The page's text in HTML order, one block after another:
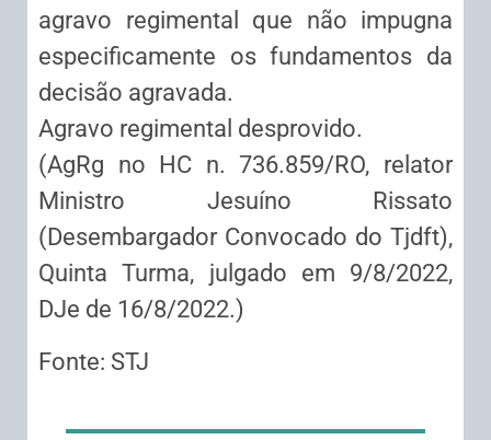
agravo regimental que não impugna
especificamente os fundamentos da
decisão agravada.
Agravo regimental desprovido.
(AgRg no HC n. 736.859/RO, relator
Ministro Jesuíno Rissato
(Desembargador Convocado do Tjdft),
Quinta Turma, julgado em 9/8/2022,
DJe de 16/8/2022.)
Fonte: STJ